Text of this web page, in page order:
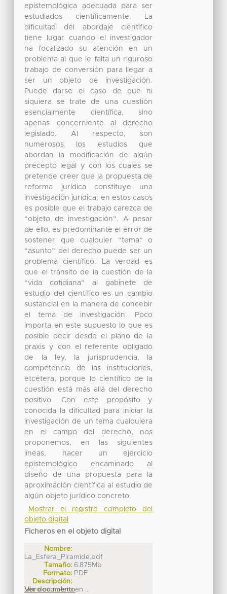
epistemológica adecuada para ser
estudiados científicamente. La
dificultad del abordaje científico
tiene lugar cuando el investigador
ha focalizado su atención en un
problema al que le falta un riguroso
trabajo de conversión para llegar a
ser un objeto de investigación.
Puede darse el caso de que ni
siquiera se trate de una cuestión
esencialmente científica, sino
apenas concerniente al derecho
legislado. Al respecto, son
numerosos los estudios que
abordan la modificación de algún
precepto legal y con los cuales se
pretende creer que la propuesta de
reforma jurídica constituye una
investigación jurídica; en estos casos
es posible que el trabajo carezca de
“objeto de investigación”. A pesar
de ello, es predominante el error de
sostener que cualquier “tema” o
“asunto” del derecho puede ser un
problema científico. La verdad es
que el tránsito de la cuestión de la
“vida cotidiana” al gabinete de
estudio del científico es un cambio
sustancial en la manera de concebir
el tema de investigación. Poco
importa en este supuesto lo que es
posible decir desde el plano de la
praxis y con el referente obligado
de la ley, la jurisprudencia, la
competencia de las instituciones,
etcétera, porque lo científico de la
cuestión está más allá del derecho
positivo. Con este propósito y
conocida la dificultad para iniciar la
investigación de un tema cualquiera
en el campo del derecho, nos
proponemos, en las siguientes
líneas, hacer un ejercicio
epistemológico encaminado al
diseño de una propuesta para la
aproximación científica al estudio de
algún objeto jurídico concreto.
Mostrar el registro completo del
objeto digital
Ficheros en el objeto digital
Nombre:
La_Esfera_Piramide.pdf
Tamaño: 6.875Mb
Formato: PDF
Descripción:
Libro completo en ...
Ver documento